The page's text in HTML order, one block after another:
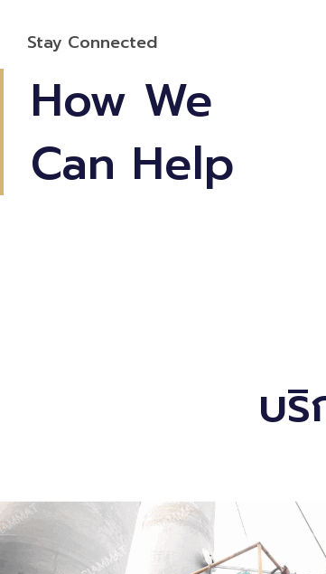
Stay Connected
How We
Can Help
บ